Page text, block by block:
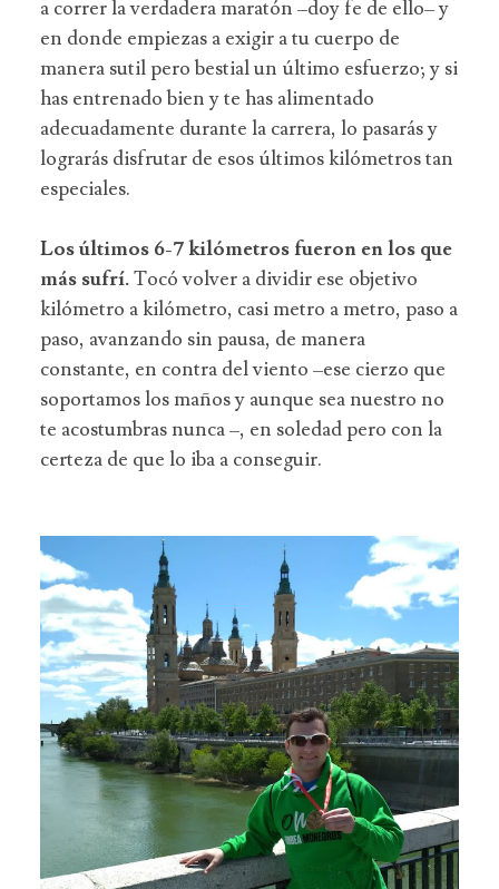
a correr la verdadera maratón –doy fe de ello– y
en donde empiezas a exigir a tu cuerpo de
manera sutil pero bestial un último esfuerzo; y si
has entrenado bien y te has alimentado
adecuadamente durante la carrera, lo pasarás y
lograrás disfrutar de esos últimos kilómetros tan
especiales.
Los últimos 6-7 kilómetros fueron en los que
más sufrí.Tocó volver a dividir ese objetivo
kilómetro a kilómetro, casi metro a metro, paso a
paso, avanzando sin pausa, de manera
constante, en contra del viento –ese cierzo que
soportamos los maños y aunque sea nuestro no
te acostumbras nunca –, en soledad pero con la
certeza de que lo iba a conseguir.